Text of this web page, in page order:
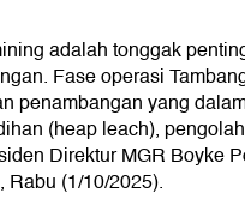
adalah tonggak
Fase operasi
penambangan yang
(heap leach),
Direktur MGR Boyke
Rabu (1/10/2025).